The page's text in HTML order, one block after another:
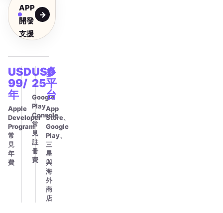
APP
開發
支援
USD
99/
年
Apple
Developer
Program
常
見
年
費
USD
25
Google
Play
Console
常
見
註
冊
費
多
平
台
App
Store、
Google
Play、
三
星
與
海
外
商
店